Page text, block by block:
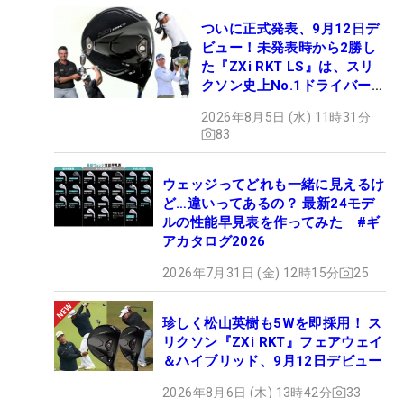
ついに正式発表、9月12日デ
ビュー！未発表時から2勝し
た『ZXi RKT LS』は、スリ
クソン史上No.1ドライバー!?
2026年8月5日 (水) 11時31分
83
ウェッジってどれも一緒に見えるけ
ど…違いってあるの？ 最新24モデ
ルの性能早見表を作ってみた #ギ
アカタログ2026
2026年7月31日 (金) 12時15分 25
珍しく松山英樹も5Wを即採用！ ス
リクソン『ZXi RKT』フェアウェイ
＆ハイブリッド、9月12日デビュー
2026年8月6日 (木) 13時42分 33